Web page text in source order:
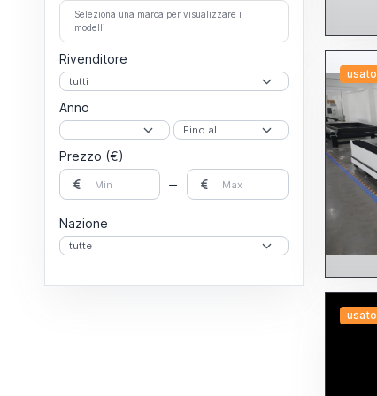
Seleziona una marca per visualizzare i
modelli
Rivenditore
Anno
Prezzo (€)
Nazione
usato
usato